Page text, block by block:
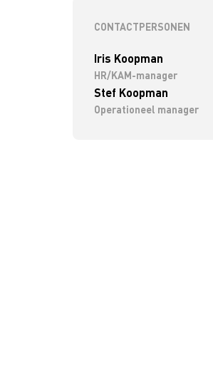
CONTACTPERSONEN
Iris Koopman
HR/KAM-manager
Stef Koopman
Operationeel manager